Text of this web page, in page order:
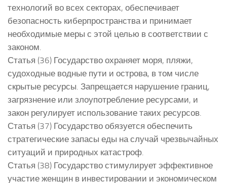
технологий во всех секторах, обеспечивает
безопасность киберпространства и принимает
необходимые меры с этой целью в соответствии с
законом.
Статья (36) Государство охраняет моря, пляжи,
судоходные водные пути и острова, в том числе
скрытые ресурсы. Запрещается нарушение границ,
загрязнение или злоупотребление ресурсами, и
закон регулирует использование таких ресурсов.
Статья (37) Государство обязуется обеспечить
стратегические запасы еды на случай чрезвычайных
ситуаций и природных катастроф.
Статья (38) Государство стимулирует эффективное
участие женщин в инвестировании и экономическом